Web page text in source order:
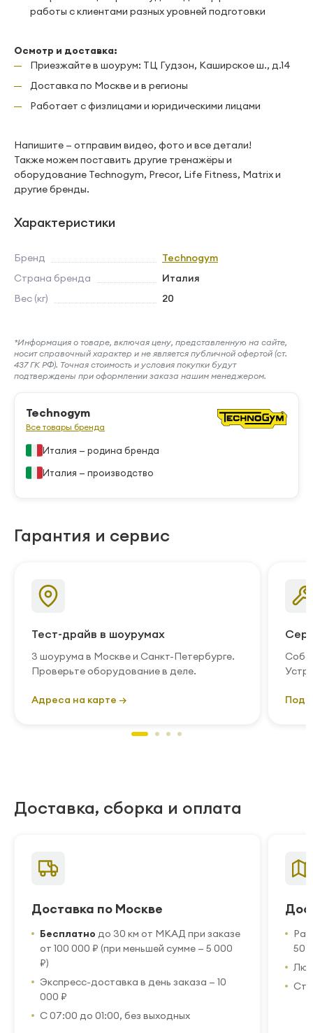
работы с клиентами разных уровней подготовки
Осмотр и доставка:
Приезжайте в шоурум: ТЦ Гудзон, Каширское ш., д.14
Доставка по Москве и в регионы
Работает с физлицами и юридическими лицами
Напишите — отправим видео, фото и все детали!
Также можем поставить другие тренажёры и
оборудование Тесhnоgym, Рrесоr, Lifе Fitnеss, Маtriх и
другие бренды.
Характеристики
Бренд
Technogym
Страна бренда
Италия
Вес (кг)
20
*Информация о товаре, включая цену, представленную на сайте,
носит справочный характер и не является публичной офертой (ст.
437 ГК РФ). Точная стоимость и условия покупки будут
подтверждены при оформлении заказа нашим менеджером.
Technogym
Все товары бренда
Италия — родина бренда
Италия — производство
Гарантия и сервис
Тест-драйв в шоурумах
3 шоурума в Москве и Санкт-Петербурге.
Проверьте оборудование в деле.
Адреса на карте →
Доставка, сборка и оплата
Доставка по Москве
Бесплатно до 30 км от МКАД при заказе
от 100 000 ₽ (при меньшей сумме — 5 000
₽)
Экспресс-доставка в день заказа — 10
000 ₽
С 07:00 до 01:00, без выходных
50